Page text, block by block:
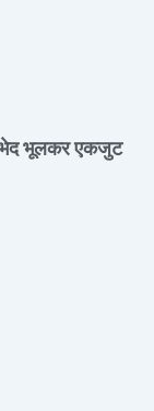
भेद भूलकर एकजुट